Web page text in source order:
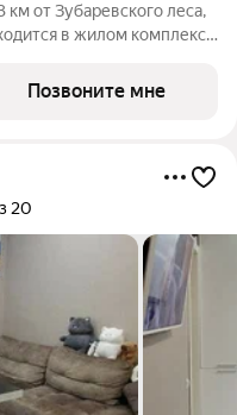
км от Зубаревского леса,
в жилом комплексе
минутного города». Все
Позвоните мне
20